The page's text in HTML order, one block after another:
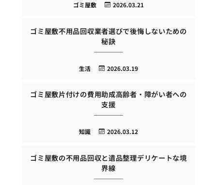
2026.03.21
ゴミ屋敷
ゴミ屋敷不用品回収業者選びで後悔しないための
秘訣
2026.03.19
生活
ゴミ屋敷片付けの費用助成高齢者・障がい者への
支援
2026.03.12
知識
ゴミ屋敷の不用品回収と遺品整理デリケートな境
界線